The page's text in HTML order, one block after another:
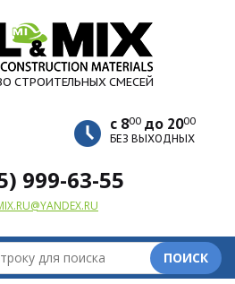
СТРОИТЕЛЬНЫХ СМЕСЕЙ
с 800до 2000
БЕЗ ВЫХОДНЫХ
999-63-55
ПОИСК